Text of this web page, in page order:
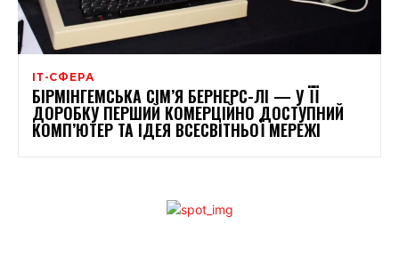
ІТ-СФЕРА
БІРМІНГЕМСЬКА СІМ’Я БЕРНЕРС-ЛІ — У ЇЇ
ДОРОБКУ ПЕРШИЙ КОМЕРЦІЙНО ДОСТУПНИЙ
КОМП’ЮТЕР ТА ІДЕЯ ВСЕСВІТНЬОЇ МЕРЕЖІ